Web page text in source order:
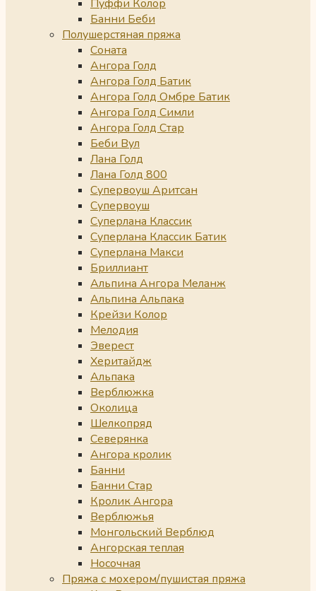
Пуффи Колор
Банни Беби
Полушерстяная пряжа
Соната
Ангора Голд
Ангора Голд Батик
Ангора Голд Омбре Батик
Ангора Голд Симли
Ангора Голд Стар
Беби Вул
Лана Голд
Лана Голд 800
Супервоуш Аритсан
Супервоуш
Суперлана Классик
Суперлана Классик Батик
Суперлана Макси
Бриллиант
Альпина Ангора Меланж
Альпина Альпака
Крейзи Колор
Мелодия
Эверест
Херитайдж
Альпака
Верблюжка
Околица
Шелкопряд
Северянка
Ангора кролик
Банни
Банни Стар
Кролик Ангора
Верблюжья
Монгольский Верблюд
Ангорская теплая
Носочная
Пряжа с мохером/пушистая пряжа